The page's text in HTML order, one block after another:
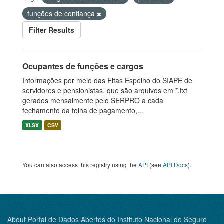
funções de confiança
Filter Results
Ocupantes de funções e cargos
Informações por meio das Fitas Espelho do SIAPE de
servidores e pensionistas, que são arquivos em *.txt
gerados mensalmente pelo SERPRO a cada
fechamento da folha de pagamento,...
XLSX CSV
You can also access this registry using the API (see API Docs).
About Portal de Dados Abertos do Instituto Nacional do Seguro